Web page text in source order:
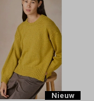
Nieuw